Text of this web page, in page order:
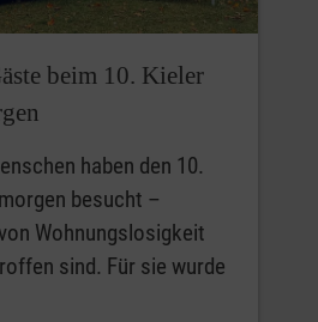
beim 10. Kieler
haben den 10.
besucht –
Wohnungslosigkeit
sind. Für sie wurde